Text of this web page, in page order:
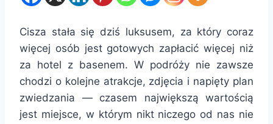
Cisza stała się dziś luksusem, za który coraz
więcej osób jest gotowych zapłacić więcej niż
za hotel z basenem. W podróży nie zawsze
chodzi o kolejne atrakcje, zdjęcia i napięty plan
zwiedzania — czasem największą wartością
jest miejsce, w którym nikt niczego od nas nie